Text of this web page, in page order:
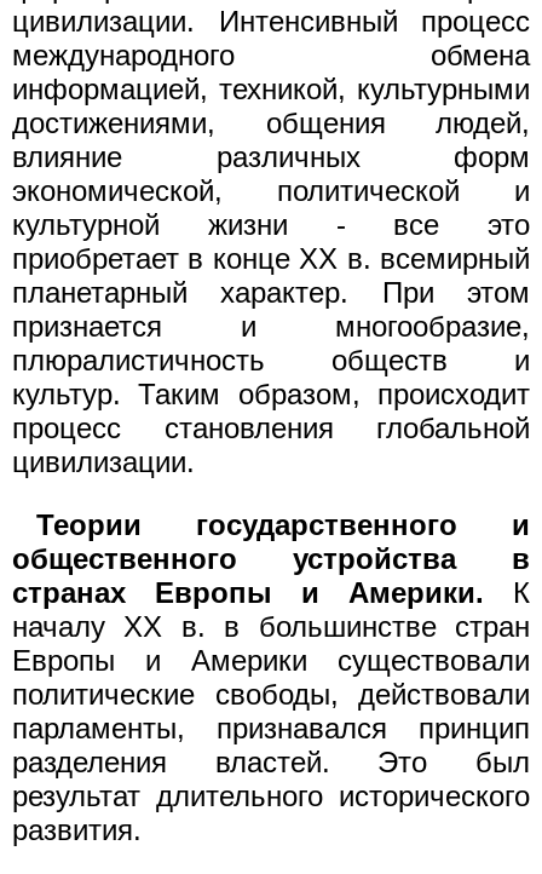
цивилизации. Интенсивный процесс
международного обмена
информацией, техникой, культурными
достижениями, общения людей,
влияние различных форм
экономической, политической и
культурной жизни - все это
приобретает в конце XX в. всемирный
планетарный характер. При этом
признается и многообразие,
плюралистичность обществ и
культур. Таким образом, происходит
процесс становления глобальной
цивилизации.
Теории государственного и
общественного устройства в
странах Европы и Америки. К
началу XX в. в большинстве стран
Европы и Америки существовали
политические свободы, действовали
парламенты, признавался принцип
разделения властей. Это был
результат длительного исторического
развития.